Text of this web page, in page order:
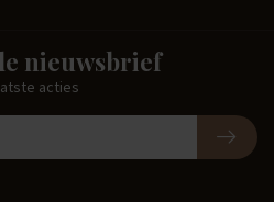
nieuwsbrief
acties